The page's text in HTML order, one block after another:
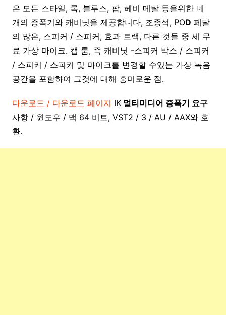
은 모든 스타일, 록, 블루스, 팝, 헤비 메탈 등을위한 네
개의 증폭기와 캐비닛을 제공합니다, 조종석, POD 페달
의 많은, 스피커 / 스피커, 효과 트랙, 다른 것들 중 세 무
료 가상 마이크. 캡 룸, 즉 캐비닛 -스피커 박스 / 스피커
/ 스피커 / 스피커 및 마이크를 변경할 수있는 가상 녹음
공간을 포함하여 그것에 대해 흥미로운 점.
다운로드 / 다운로드 페이지 IK멀티미디어 증폭기 요구
사항 / 윈도우 / 맥 64 비트, VST2 / 3 / AU / AAX와 호
환.